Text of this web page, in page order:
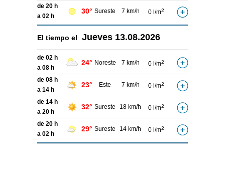
de 20 h
a 02 h
30° Sureste 7 km/h 0 l/m2
El tiempo el Jueves 13.08.2026
de 02 h
a 08 h
24° Noreste 7 km/h 0 l/m2
de 08 h
a 14 h
23° Este 7 km/h 0 l/m2
de 14 h
a 20 h
32° Sureste 18 km/h 0 l/m2
de 20 h
a 02 h
29° Sureste 14 km/h 0 l/m2